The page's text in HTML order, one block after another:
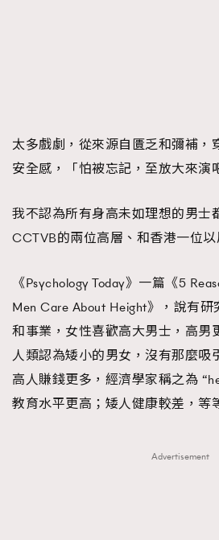
太多戲劇，從來源自匱乏和彌補，
安全感，「怕被忘記，至放大來演
我不認為所有身高未如理想的男士
CCTVB的兩位高層、和香港一位
《Psychology Today》一篇《5
Men Care About Height》，說有
和事業，女性喜歡高大男士，高男
人類認為矮小的男女，沒有那麼吸
高人賺錢更多，經濟學家稱之為
教育水平更高；矮人健康較差，等
Advertisement